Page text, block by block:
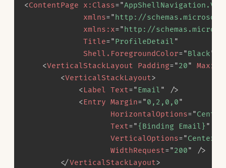
<ContentPage x: Class="
xmlns=" http://
xmlns: x=" http://
Title="ProfileDetail"
Shell.ForegroundColor="Black"
<VerticalStackLayout Padding="20"
<VerticalStackLayout>
<Label Text=" Email"
/>
<Entry Margin="0,2,0,0"
HorizontalOptions="Center
Text="{Binding Email} "
VerticalOptions="Center
WidthRequest="200"
/>
</VerticalStackLayout>